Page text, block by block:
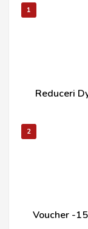
1
Reduceri
2
Voucher -